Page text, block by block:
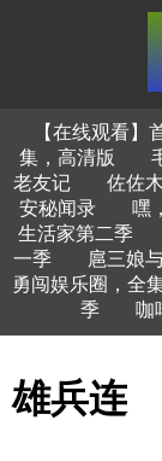
【在线观看】
集，高清版
老友记
佐佐
安秘闻录
嘿
生活家第二季
一季
扈三娘
勇闯娱乐圈，全
季
咖
雄兵连